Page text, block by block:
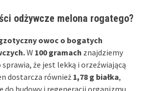
odżywcze melona rogatego?
owoc o bogatych
W 100 gramach znajdziemy
sprawia, że jest lekką i orzeźwiającą
dostarcza również 1,78 g białka,
do budowy i regeneracji organizmu.